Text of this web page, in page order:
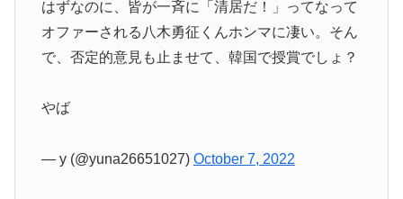
はずなのに、皆が一斉に「清居だ！」ってなって
オファーされる八木勇征くんホンマに凄い。そん
で、否定的意見も止ませて、韓国で授賞でしょ？
やば
— y (@yuna26651027) October 7, 2022